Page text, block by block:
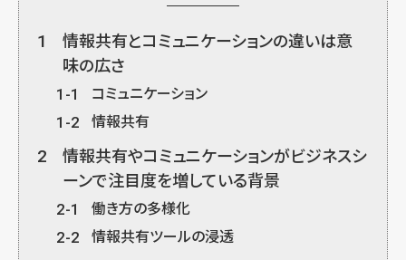
1
情報共有とコミュニケーションの違いは意
味の広さ
1-1 コミュニケーション
1-2 情報共有
2
情報共有やコミュニケーションがビジネスシ
ーンで注目度を増している背景
2-1 働き方の多様化
2-2 情報共有ツールの浸透